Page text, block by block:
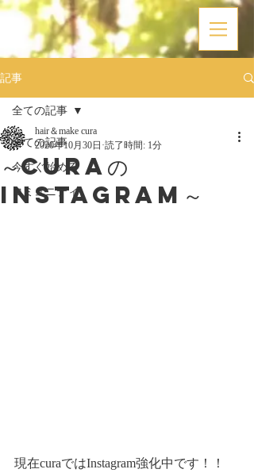
記事
全ての記事
今すぐ始める
コミュニティ
全ての記事
～curaの
Instagram～
hair＆make cura
2020年10月30日 読了時間: 1分
現在curaではInstagram強化中です！！